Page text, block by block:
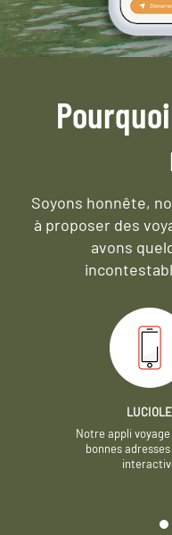
Soyons honnête,
à proposer des
avons
LUCIOLE
Notre appli voyage
bonnes